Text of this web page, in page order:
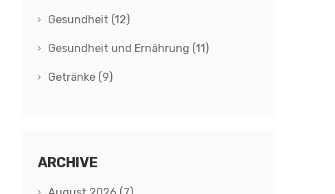
Gesundheit (12)
Gesundheit und Ernährung (11)
Getränke (9)
ARCHIVE